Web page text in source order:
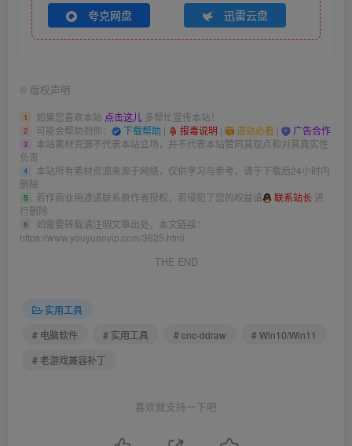
夸克网盘 迅雷云盘
© 版权声明
1 如果您喜欢本站 点击这儿 多帮忙宣传本站！
2 可能会帮助到你： 下载帮助 | 报毒说明 | 进站必看 | 广告合作
3
本站素材资源不代表本站立场，并不代表本站赞同其观点和对其真实性
负责
4
本站所有素材资源来源于网络，仅供学习与参考，请于下载后24小时内
删除
5 若作商业用途请联系原作者授权，若侵犯了您的权益请 联系站长 进
行删除
6
如需要转载请注明文章出处，本文链接：
https://www.youyuanvip.com/3625.html
THE END
实用工具
# 电脑软件
# 实用工具 # cnc-ddraw
# Win10/Win11
# 老游戏兼容补丁
喜欢就支持一下吧